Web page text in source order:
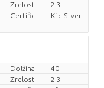
Zrelost
2-3
Kfc Silver
Dolžina
40
Zrelost
2-3